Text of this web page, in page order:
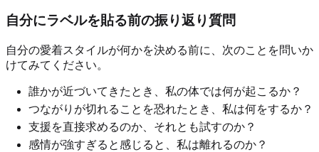
自分にラベルを貼る前の振り返り質問
自分の愛着スタイルが何かを決める前に、次のことを問いか
けてみてください。
誰かが近づいてきたとき、私の体では何が起こるか？
つながりが切れることを恐れたとき、私は何をするか？
支援を直接求めるのか、それとも試すのか？
感情が強すぎると感じると、私は離れるのか？